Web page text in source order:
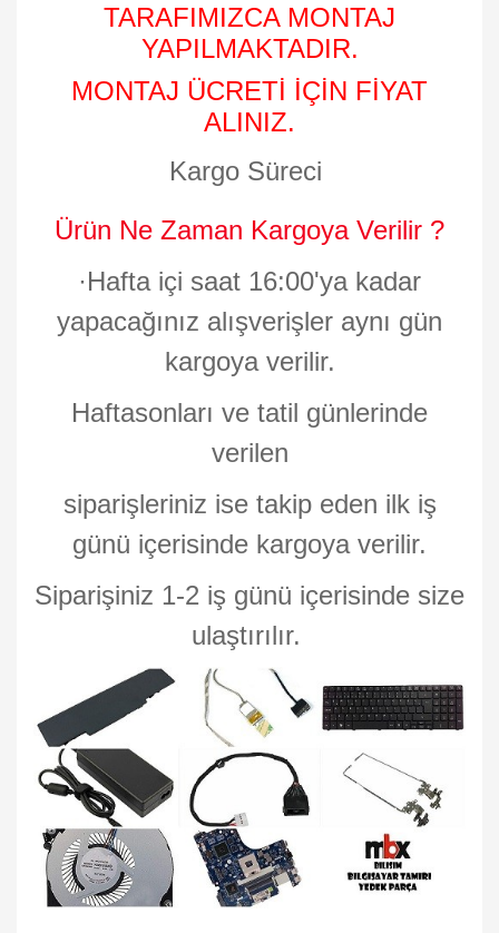
TARAFIMIZCA MONTAJ
YAPILMAKTADIR.
MONTAJ ÜCRETİ İÇİN FİYAT
ALINIZ.
Kargo Süreci
Ürün Ne Zaman Kargoya Verilir ?
·Hafta içi saat 16:00'ya kadar
yapacağınız alışverişler aynı gün
kargoya verilir.
Haftasonları ve tatil günlerinde
verilen
siparişleriniz ise takip eden ilk iş
günü içerisinde kargoya verilir.
Siparişiniz 1-2 iş günü içerisinde size
ulaştırılır.